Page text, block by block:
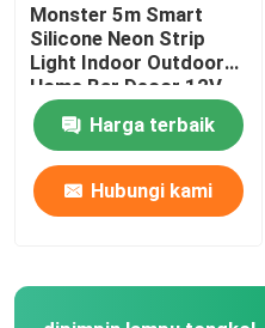
Monster 5m Smart
Silicone Neon Strip
Light Indoor Outdoor
Home Bar Decor 12V
Harga terbaik
Hubungi kami